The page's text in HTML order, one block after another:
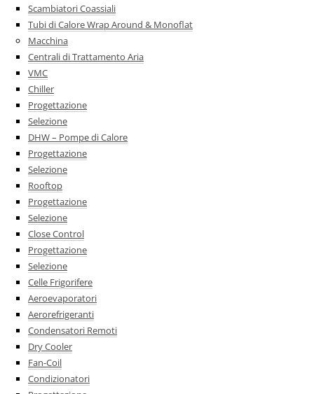
Scambiatori Coassiali
Tubi di Calore Wrap Around & Monoflat
Macchina
Centrali di Trattamento Aria
VMC
Chiller
Progettazione
Selezione
DHW – Pompe di Calore
Progettazione
Selezione
Rooftop
Progettazione
Selezione
Close Control
Progettazione
Selezione
Celle Frigorifere
Aeroevaporatori
Aerorefrigeranti
Condensatori Remoti
Dry Cooler
Fan-Coil
Condizionatori